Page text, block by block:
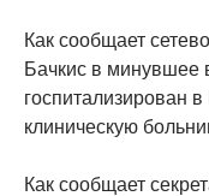
Как сообщает
Бачкис в минувшее
госпитализирован
клиническую
Как сообщает